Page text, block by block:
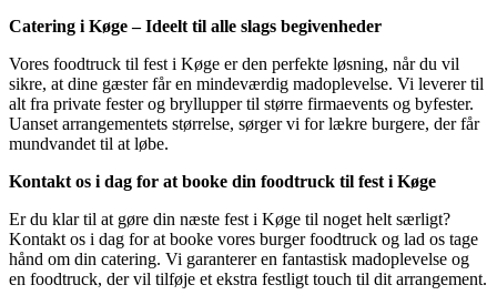
Catering i Køge – Ideelt til alle slags begivenheder
Vores foodtruck til fest i Køge er den perfekte løsning, når du vil
sikre, at dine gæster får en mindeværdig madoplevelse. Vi leverer til
alt fra private fester og bryllupper til større firmaevents og byfester.
Uanset arrangementets størrelse, sørger vi for lækre burgere, der får
mundvandet til at løbe.
Kontakt os i dag for at booke din foodtruck til fest i Køge
Er du klar til at gøre din næste fest i Køge til noget helt særligt?
Kontakt os i dag for at booke vores burger foodtruck og lad os tage
hånd om din catering. Vi garanterer en fantastisk madoplevelse og
en foodtruck, der vil tilføje et ekstra festligt touch til dit arrangement.